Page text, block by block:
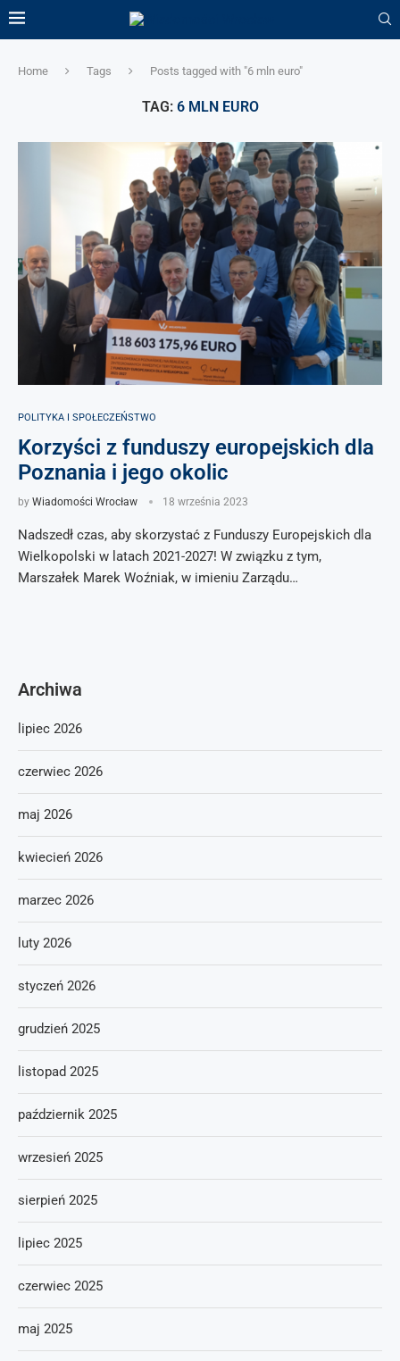
Home Tags Posts tagged with "6 mln euro"
TAG: 6 MLN EURO
POLITYKA I SPOŁECZEŃSTWO
Korzyści z funduszy europejskich dla
Poznania i jego okolic
by Wiadomości Wrocław 18 września 2023
Nadszedł czas, aby skorzystać z Funduszy Europejskich dla
Wielkopolski w latach 2021-2027! W związku z tym,
Marszałek Marek Woźniak, w imieniu Zarządu…
Archiwa
lipiec 2026
czerwiec 2026
maj 2026
kwiecień 2026
marzec 2026
luty 2026
styczeń 2026
grudzień 2025
listopad 2025
październik 2025
wrzesień 2025
sierpień 2025
lipiec 2025
czerwiec 2025
maj 2025